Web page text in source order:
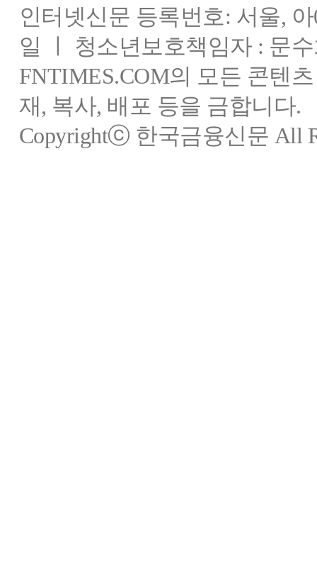
인터넷신문 등록번호: 서울,
일 ㅣ 청소년보호책임자 : 문
FNTIMES.COM의 모든 콘텐
재, 복사, 배포 등을 금합니다.
Copyrightⓒ 한국금융신문 All